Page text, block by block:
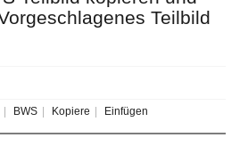
Teilbild
BWS Kopiere Einfügen